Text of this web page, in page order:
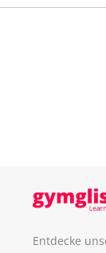
Entdecke